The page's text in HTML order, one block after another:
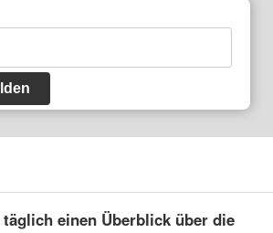
einen Überblick über die